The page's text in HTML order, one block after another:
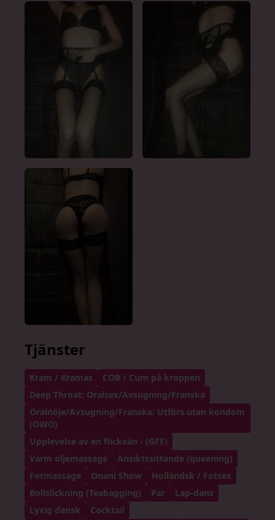
Tjänster
Kram / Kramas
COB / Cum på kroppen
Deep Throat: Oralsex/Avsugning/Franska
Oralnöje/Avsugning/Franska: Utförs utan kondom
(OWO)
Upplevelse av en flickvän - (GFE)
Varm oljemassage
Ansiktssittande (queening)
Fotmassage
Onani Show
Holländsk / Fotsex
Bollslickning (Teabagging)
Par
Lap-dans
Lyxig dansk
Cocktail